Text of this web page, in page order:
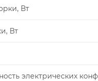
Вт
Вт
электрических